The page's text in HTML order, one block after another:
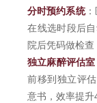
分时预约系统：
在线选时段后
院后凭码做检查
独立麻醉评估室
前移到独立评
意书，效率提升